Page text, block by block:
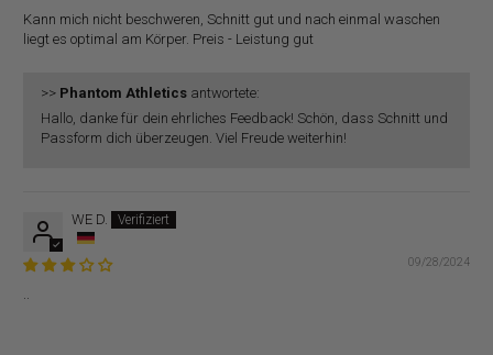
Kann mich nicht beschweren, Schnitt gut und nach einmal waschen
liegt es optimal am Körper. Preis - Leistung gut
>> Phantom Athletics antwortete:
Hallo, danke für dein ehrliches Feedback! Schön, dass Schnitt und
Passform dich überzeugen. Viel Freude weiterhin!
WE D.
09/28/2024